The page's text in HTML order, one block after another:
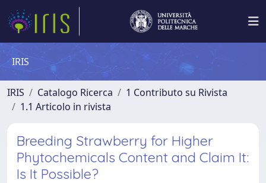
IRIS
IRIS Catalogo Ricerca
1 Contributo su Rivista
1.1 Articolo in rivista
Breeding Strawberry for Higher
Phytochemicals Content and Claim It:
Is It Possible?